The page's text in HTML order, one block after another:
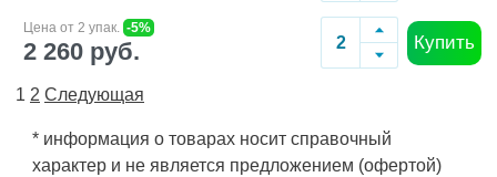
Цена от 2 упак. -5%
2 260 руб. Купить
1 2 Следующая
* информация о товарах носит справочный
характер и не является предложением (офертой)